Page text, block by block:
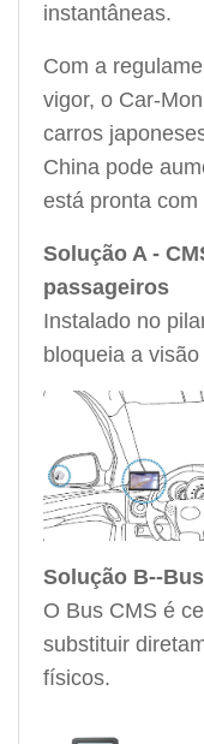
instantâneas.
Com a
vigor, o Car-
carros
China pode
está pronta
Solução A -
passageiros
Instalado no
bloqueia a
Solução B--
O Bus CMS é
substituir
físicos.